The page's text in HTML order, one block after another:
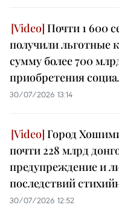
Почти 1 600
получили льготные
сумму более 700
приобретения
30/07/2026 13:14
Город
почти 228 млрд
предупреждение и
последствий
30/07/2026 12:52